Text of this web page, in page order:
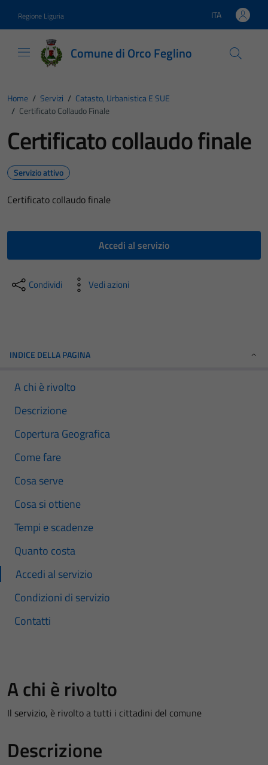
Regione Liguria Lingua attiva:
ITA
Comune di Orco Feglino
Home / Servizi / Catasto, Urbanistica E SUE
/ Certificato Collaudo Finale
Certificato collaudo finale
Servizio attivo
Certificato collaudo finale
Accedi al servizio
Condividi Vedi azioni
INDICE DELLA PAGINA
A chi è rivolto
Descrizione
Copertura Geografica
Come fare
Cosa serve
Cosa si ottiene
Tempi e scadenze
Quanto costa
Accedi al servizio
Condizioni di servizio
Contatti
A chi è rivolto
Il servizio, è rivolto a tutti i cittadini del comune
Descrizione